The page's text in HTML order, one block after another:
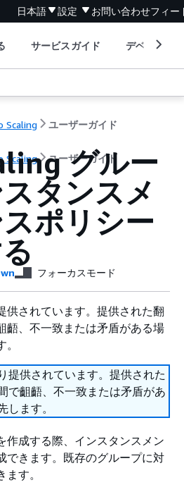
日本語 設定 お問い合わせフィー
サービスガイド デベロッパ
Scaling ユーザーガイド
Scaling ユーザーガイド
グルー
タンスメ
ポリシー
フォーカスモード
供されています。提供された翻
齬、不一致または矛盾がある場
提供されています。提供された
で齟齬、不一致または矛盾があ
します。
作成する際、インスタンスメン
できます。既存のグループに対
す。